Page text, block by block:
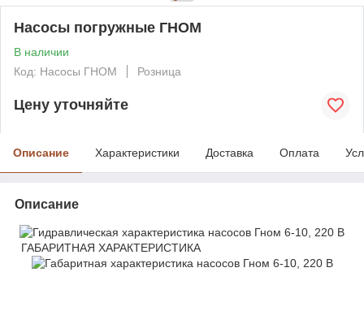
Насосы погружные ГНОМ
В наличии
Код: Насосы ГНОМ
Розница
Цену уточняйте
Описание Характеристики Доставка Оплата
Описание
ГАБАРИТНАЯ ХАРАКТЕРИСТИКА